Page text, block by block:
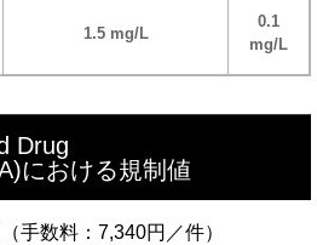
1.5 mg/L
0.1
mg/L
Drug
における規制値
手数料：7,340円／件）